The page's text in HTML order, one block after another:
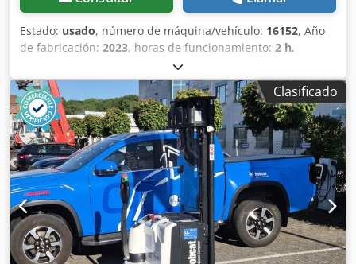
Estado: usado, número de máquina/vehículo: 16152, Año
de fabricación: 2023, horas de funcionamiento: 2 h,
2.500 kg, altura de elevación:
mm, ascensor libre:1.500 mm, centro de carga:500 mm,
altura de construcción:2.200 mm, longitud de la horquilla:
1.200 mm, tamaño del neumático delantero:23x10-12,
tamaño del neumático trasero:18x7-8, peso total:4.627
kg, tipo de motor: Eléctrico, fabricante: Bobcat
Dsdexwgkujpfx Alyjck
Clasificado